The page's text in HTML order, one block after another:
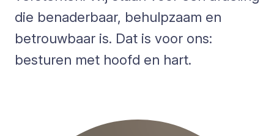
die benaderbaar, behulpzaam en
betrouwbaar is. Dat is voor ons:
besturen met hoofd en hart.